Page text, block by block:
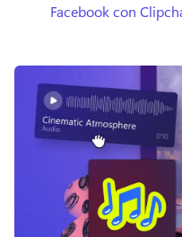
Facebook con